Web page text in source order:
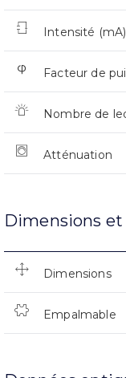
Intensité (mA)
Facteur de
Nombre de
Atténuation
Dimensions
Dimensions
Empalmable